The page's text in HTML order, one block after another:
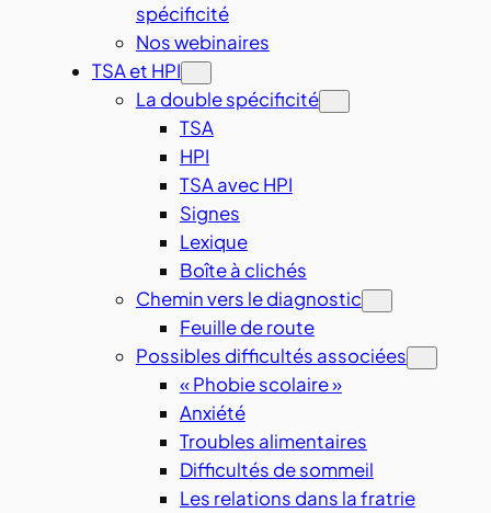
spécificité
Nos webinaires
TSA et HPI
La double spécificité
TSA
HPI
TSA avec HPI
Signes
Lexique
Boîte à clichés
Chemin vers le diagnostic
Feuille de route
Possibles difficultés associées
« Phobie scolaire »
Anxiété
Troubles alimentaires
Difficultés de sommeil
Les relations dans la fratrie